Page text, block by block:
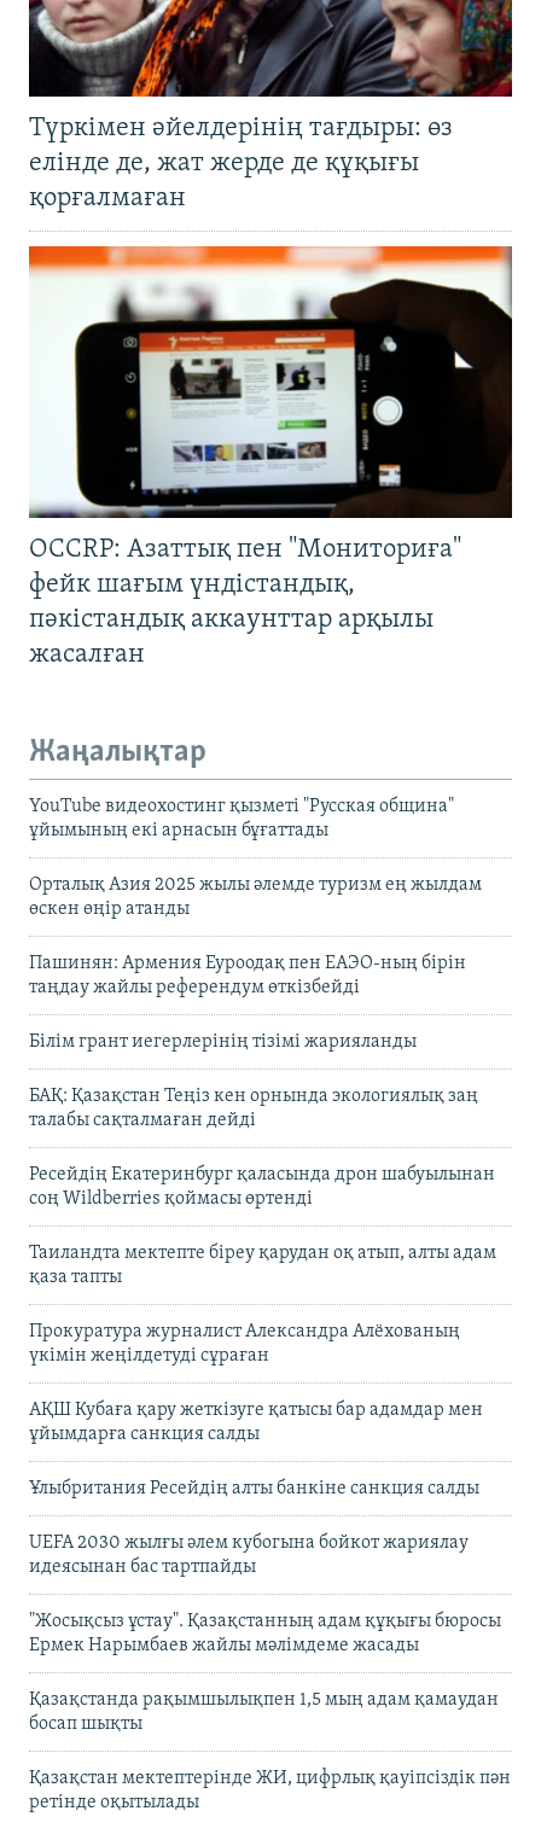
Түркімен әйелдерінің тағдыры: өз
елінде де, жат жерде де құқығы
қорғалмаған
OCCRP: Азаттық пен "Мониториға"
фейк шағым үндістандық,
пәкістандық аккаунттар арқылы
жасалған
Жаңалықтар
YouTube видеохостинг қызметі "Русская община"
ұйымының екі арнасын бұғаттады
Орталық Азия 2025 жылы әлемде туризм ең жылдам
өскен өңір атанды
Пашинян: Армения Еуроодақ пен ЕАЭО-ның бірін
таңдау жайлы референдум өткізбейді
Білім грант иегерлерінің тізімі жарияланды
БАҚ: Қазақстан Теңіз кен орнында экологиялық заң
талабы сақталмаған дейді
Ресейдің Екатеринбург қаласында дрон шабуылынан
соң Wildberries қоймасы өртенді
Таиландта мектепте біреу қарудан оқ атып, алты адам
қаза тапты
Прокуратура журналист Александра Алёхованың
үкімін жеңілдетуді сұраған
АҚШ Кубаға қару жеткізуге қатысы бар адамдар мен
ұйымдарға санкция салды
Ұлыбритания Ресейдің алты банкіне санкция салды
UEFA 2030 жылғы әлем кубогына бойкот жариялау
идеясынан бас тартпайды
"Жосықсыз ұстау". Қазақстанның адам құқығы бюросы
Ермек Нарымбаев жайлы мәлімдеме жасады
Қазақстанда рақымшылықпен 1,5 мың адам қамаудан
босап шықты
Қазақстан мектептерінде ЖИ, цифрлық қауіпсіздік пән
ретінде оқытылады